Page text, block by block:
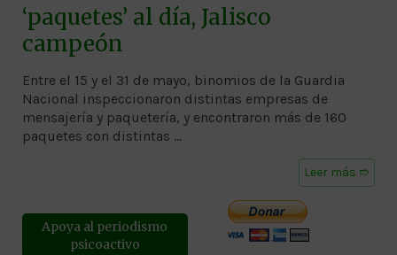
‘paquetes’ al día, Jalisco
campeón
Entre el 15 y el 31 de mayo, binomios de la Guardia
Nacional inspeccionaron distintas empresas de
mensajería y paquetería, y encontraron más de 160
paquetes con distintas …
Leer más ➱
Apoya al periodismo
psicoactivo